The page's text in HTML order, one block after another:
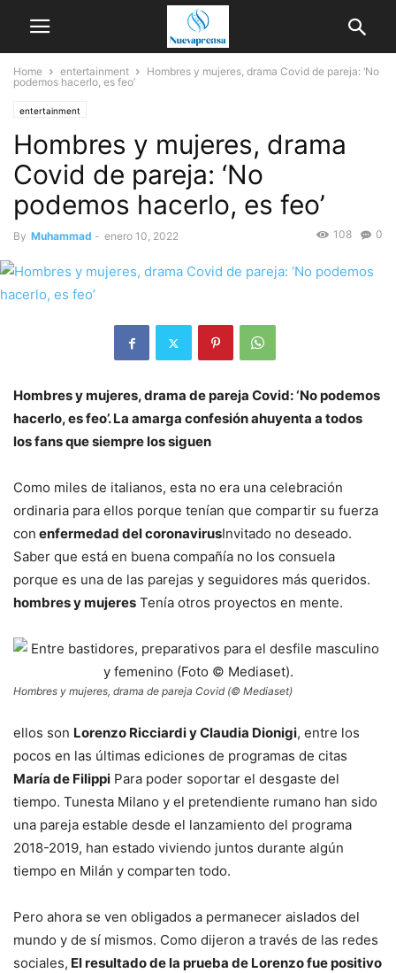
Home entertainment
Hombres y mujeres, drama Covid de pareja: ‘No
podemos hacerlo, es feo’
entertainment
Hombres y mujeres, drama
Covid de pareja: ‘No
podemos hacerlo, es feo’
By Muhammad - enero 10, 2022 0
108
Hombres y mujeres, drama de pareja Covid: ‘No podemos
hacerlo, es feo’. La amarga confesión ahuyenta a todos
los fans que siempre los siguen
Como miles de italianos, esta no era una celebración
ordinaria para ellos porque tenían que compartir su fuerza
con enfermedad del coronavirusInvitado no deseado.
Saber que está en buena compañía no los consuela
porque es una de las parejas y seguidores más queridos.
hombres y mujeres Tenía otros proyectos en mente.
Hombres y mujeres, drama de pareja Covid (© Mediaset)
ellos son Lorenzo Ricciardi y Claudia Dionigi, entre los
pocos en las últimas ediciones de programas de citas
María de Filippi Para poder soportar el desgaste del
tiempo. Tunesta Milano y el pretendiente rumano han sido
una pareja estable desde el lanzamiento del programa
2018-2019, han estado viviendo juntos durante algún
tiempo en Milán y comparten todo.
Pero ahora se ven obligados a permanecer aislados del
mundo y de sí mismos. Como dijeron a través de las redes
sociales, El resultado de la prueba de Lorenzo fue positivo